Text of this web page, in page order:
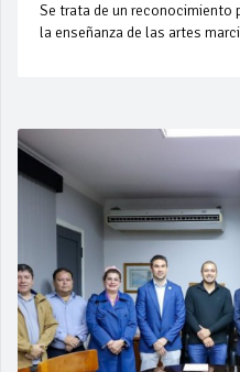
Se trata de un reconocimiento
la enseñanza de las artes